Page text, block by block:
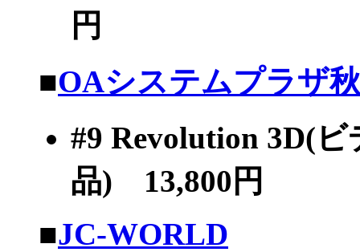
円
■OAシステムプラザ
#9 Revolution 3D(
品) 13,800円
■JC-WORLD